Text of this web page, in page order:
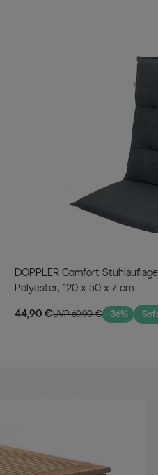
DOPPLER Comfort
Polyester, 120 x 50 x 7 cm
44,90 €UVP 69,90 € -36%